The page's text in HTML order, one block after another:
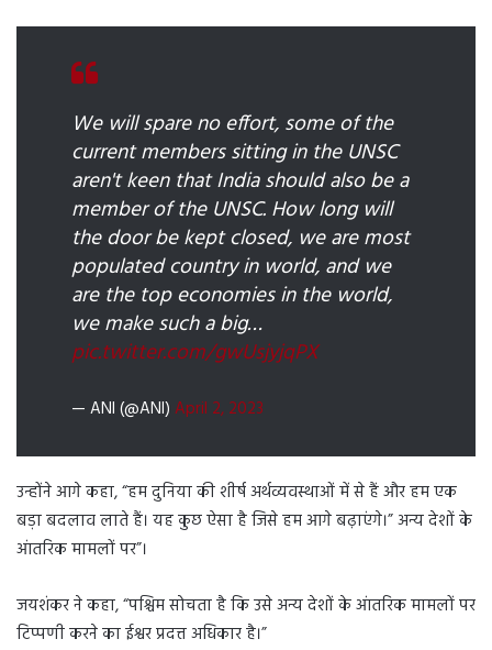
We will spare no effort, some of the
current members sitting in the UNSC
aren't keen that India should also be a
member of the UNSC. How long will
the door be kept closed, we are most
populated country in world, and we
are the top economies in the world,
we make such a big…
pic.twitter.com/gwUsjyjqPX
— ANI (@ANI) April 2, 2023
उन्होंने आगे कहा, “हम दुनिया की शीर्ष अर्थव्यवस्थाओं में से हैं और हम एक
बड़ा बदलाव लाते हैं। यह कुछ ऐसा है जिसे हम आगे बढ़ाएंगे।” अन्य देशों के
आंतरिक मामलों पर”।
जयशंकर ने कहा, “पश्चिम सोचता है कि उसे अन्य देशों के आंतरिक मामलों पर
टिप्पणी करने का ईश्वर प्रदत्त अधिकार है।”